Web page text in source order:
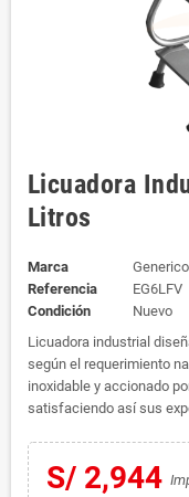
Licuadora
Litros
Marca
Generico
Referencia
EG6LFV
Condición
Nuevo
Licuadora industrial
según el requerimiento
inoxidable y accionado
satisfaciendo así sus
S/ 2,944